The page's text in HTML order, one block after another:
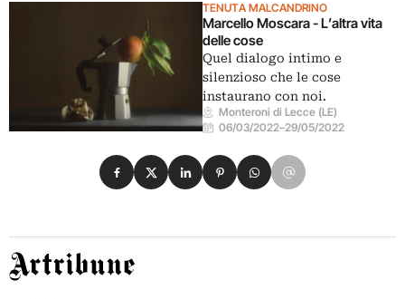
TENUTA MALCANDRINO
Marcello Moscara - L’altra vita
delle cose
Quel dialogo intimo e
silenzioso che le cose
instaurano con noi.
Monteroni di Lecce (LE)
06/03/2022–29/05/2022
Condividi su Facebook
Condividi su X
Condividi su LinkedIn
Condividi su Pinterest
Condividi su WhatsApp
Condividi su Email
Artribune